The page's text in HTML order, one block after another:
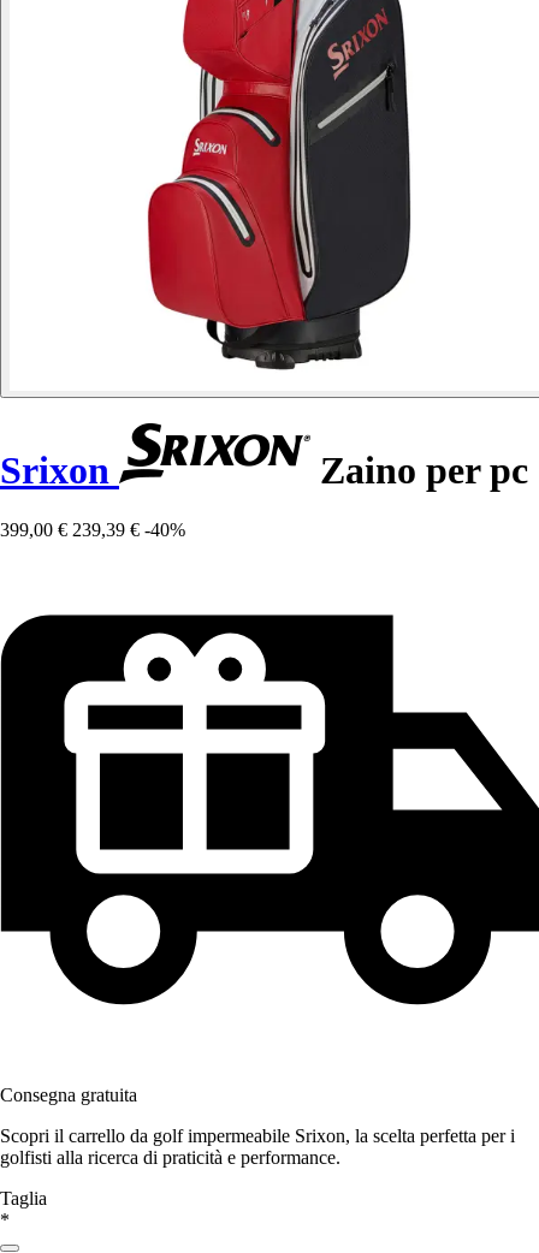
Srixon Zaino per pc
399,00 € 239,39 € -40%
Consegna gratuita
Scopri il carrello da golf impermeabile Srixon, la scelta perfetta per i
golfisti alla ricerca di praticità e performance.
Taglia
*